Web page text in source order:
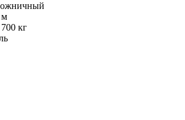
м
700 кг